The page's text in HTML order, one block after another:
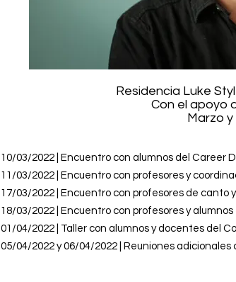
Residencia Luke
Con el apoyo
Marzo y
10/03/2022 | Encuentro con alumnos del Career
11/03/2022 |
Encuentro con profesores y
17/03/2022
Encuentro con profesores de canto
18/03/2022
Encuentro con profesores y
01/04/2022 | Taller con alumnos y docentes del
05/04/2022 y 06/04/2022 | Reuniones